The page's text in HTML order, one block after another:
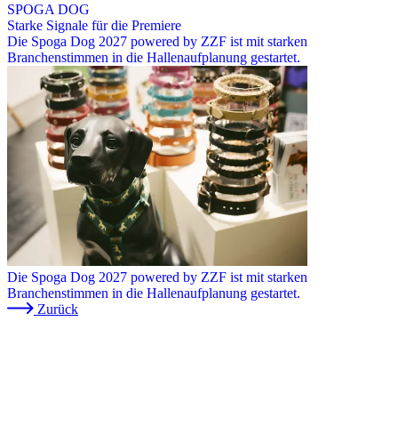
SPOGA DOG
Starke Signale für die Premiere
Die Spoga Dog 2027 powered by ZZF ist mit starken
Branchenstimmen in die Hallenaufplanung gestartet.
Die Spoga Dog 2027 powered by ZZF ist mit starken
Branchenstimmen in die Hallenaufplanung gestartet.
Zurück